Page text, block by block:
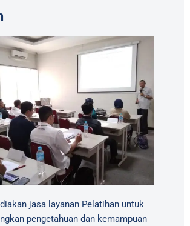
jasa layanan Pelatihan untuk
pengetahuan dan kemampuan